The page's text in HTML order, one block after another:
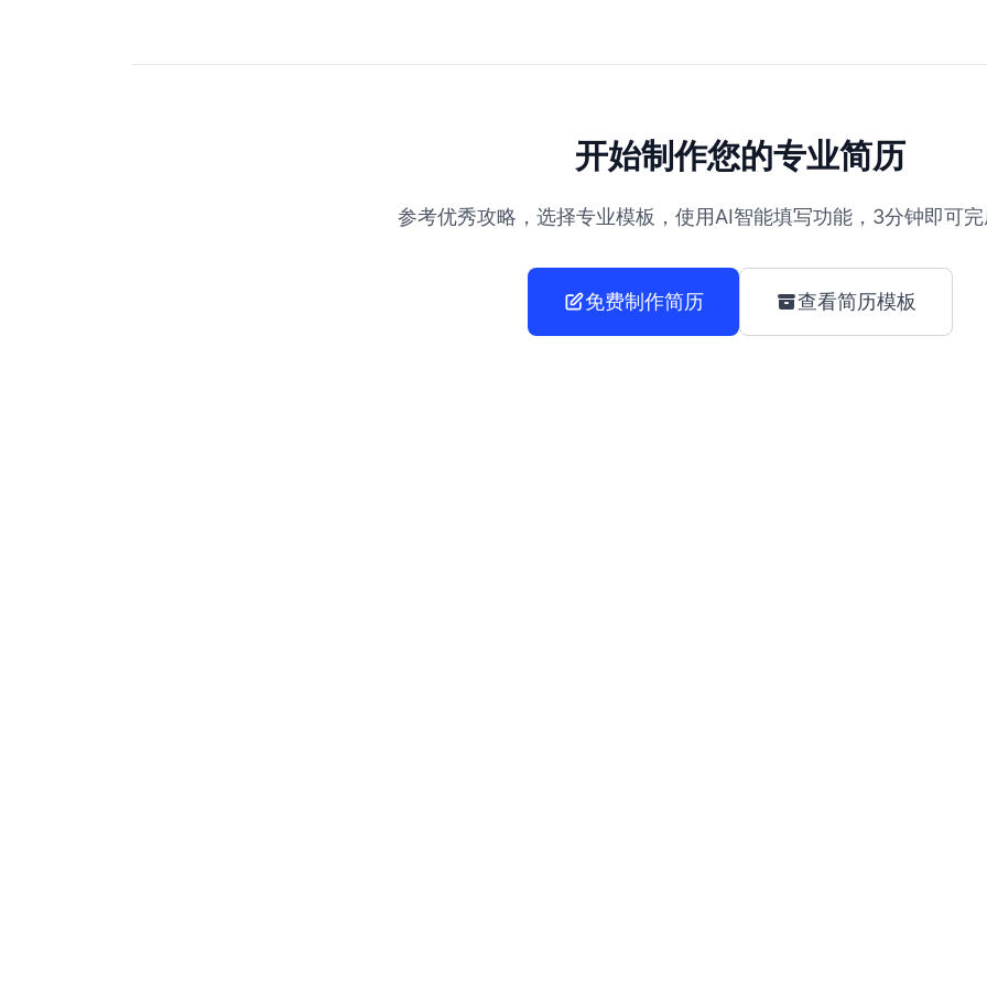
开始制作您的专业简历
参考优秀攻略，选择专业模板，使用AI智能填写功能，3分钟即可
免费制作简历 查看简历模板